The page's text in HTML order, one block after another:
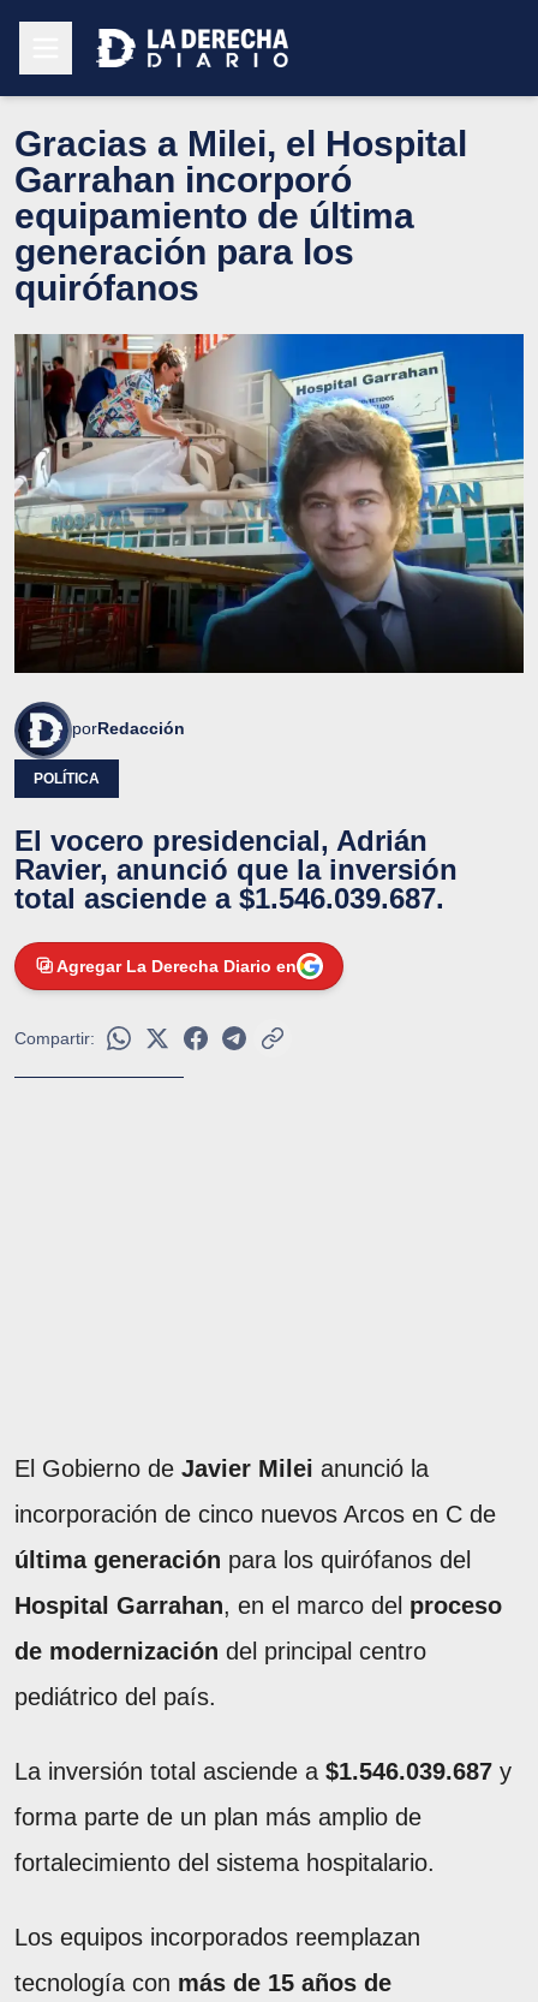
Gracias a Milei, el Hospital
Garrahan incorporó
equipamiento de última
generación para los
quirófanos
porRedacción
POLÍTICA
El vocero presidencial, Adrián
Ravier, anunció que la inversión
total asciende a $1.546.039.687.
Agregar La Derecha Diario en
Compartir:
El Gobierno de Javier Milei anunció la
incorporación de cinco nuevos Arcos en C de
última generación para los quirófanos del
Hospital Garrahan, en el marco del proceso
de modernización del principal centro
pediátrico del país.
La inversión total asciende a $1.546.039.687 y
forma parte de un plan más amplio de
fortalecimiento del sistema hospitalario.
Los equipos incorporados reemplazan
tecnología con más de 15 años de